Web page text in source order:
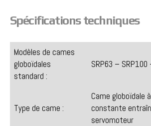
Spécifications techniques
Modèles de cames
globoïdales
standard :
SRP63 – SRP100
Type de came :
Came globoïdale
constante
servomoteur